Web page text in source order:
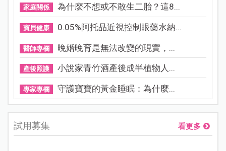
家庭關係 為什麼不想或不敢生二胎？這8...
寶貝健康 0.05%阿托品近視控制眼藥水納...
醫師專欄 晚婚晚育是無法改變的現實，...
產後照護 小說家青竹酒產後成半植物人...
專家專欄 守護寶寶的黃金睡眠：為什麼...
試用募集 看更多